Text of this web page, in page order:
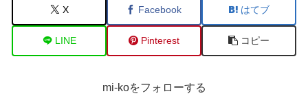
X Facebook はてブ
LINE Pinterest コピー
mi-koをフォローする